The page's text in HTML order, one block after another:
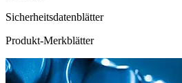
Sicherheitsdatenblätter
Produkt-Merkblätter